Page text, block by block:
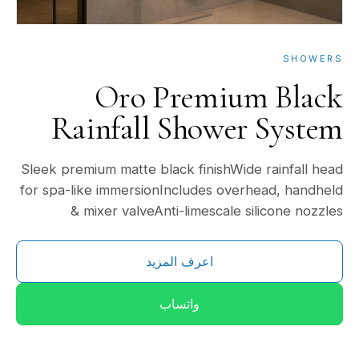
SHOWERS
Oro Premium Black
Rainfall Shower System
Sleek premium matte black finishWide rainfall head
for spa-like immersionIncludes overhead, handheld
& mixer valveAnti-limescale silicone nozzles
اعرف المزيد
واتساب